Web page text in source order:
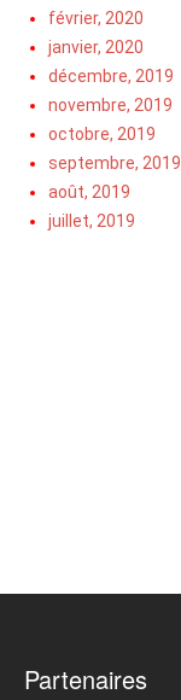
février, 2020
janvier, 2020
décembre, 2019
novembre, 2019
octobre, 2019
septembre, 2019
août, 2019
juillet, 2019
Partenaires